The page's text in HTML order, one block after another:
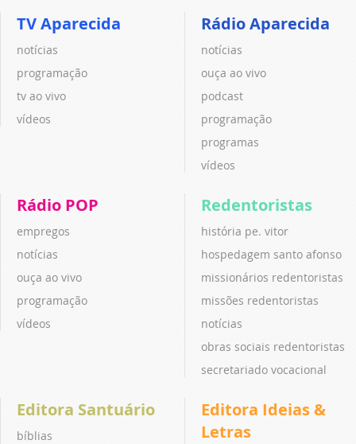
TV Aparecida
notícias
programação
tv ao vivo
vídeos
Rádio Aparecida
notícias
ouça ao vivo
podcast
programação
programas
vídeos
Rádio POP
empregos
notícias
ouça ao vivo
programação
vídeos
Redentoristas
história pe. vitor
hospedagem santo afonso
missionários redentoristas
missões redentoristas
notícias
obras sociais redentoristas
secretariado vocacional
Editora Santuário
bíblias
Editora Ideias &
Letras